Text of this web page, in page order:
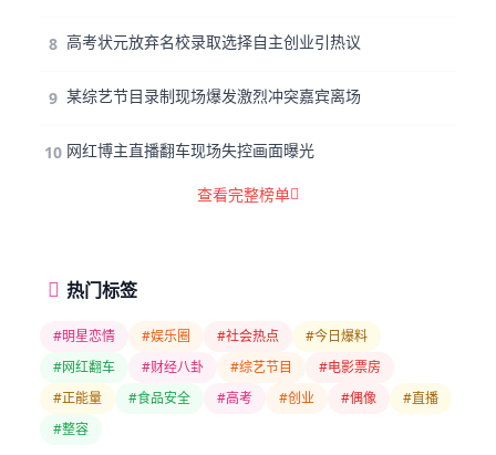
8 高考状元放弃名校录取选择自主创业引热议
9 某综艺节目录制现场爆发激烈冲突嘉宾离场
10 网红博主直播翻车现场失控画面曝光
查看完整榜单
热门标签
#明星恋情 #娱乐圈 #社会热点
#今日爆料
#网红翻车
#财经八卦 #综艺节目
#电影票房
#正能量
#食品安全 #高考 #创业 #偶像
#直播
#整容